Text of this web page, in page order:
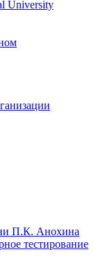
University
П.К. Анохина
тестирование